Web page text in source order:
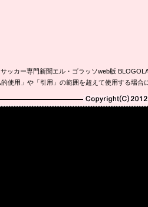
サッカー専門新聞エル・ゴラッソweb版
使用」や「引用」の範囲を超えて使用する場
Copyright(C)2010-